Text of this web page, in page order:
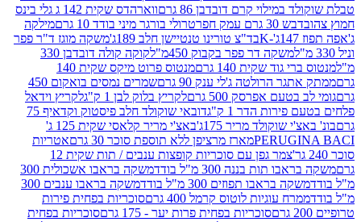
קרם דובדבן 86 גרם
ווארהדס שקית 142 ג גלי בינס
דבש 30 גרם עמק חפר
טרולי בורגר מיני בודד 10 גרם
מילקה
בד"צ טורינו טנטיישן חלב 189ג'
משקה מוגז ד"ר פפר
משקה דר פפר בקבוק 450מ"ל
קוקה קולה דובדבן 330
גוד שקית 140 גרם
מנטוס פרוט מיקס שקית 140
הרולטה ג'לי ענק 90 גרם
שמרים נמסים בואקום 450
אפרסק 500 גרם
לקריץ בלוק לבן 1 ק"ג
לקריץ וידאל
הדר 1 ק"ג
דובאי שוקולד חלב פיסטוק וקדאיף 75
שוקולד מריר 175ג'
באצ'י מריר קלאסי שקית 125 ג'
מארז מרציפן ללא תוספת סוכר 30 גרם
אטריות
צמר גפן עם סוכריות קופצות ענבים / תות שקית 12
תות בננה 300 מ"ל בודד
משקה בראבו אשכולית 300
בראבו תפוזים 300 מ"ל בודד
משקה בראבו ענבים 300
עוגיות לוטוס קרמל 400 גרם
סוכריות בפחית פירות
סוכריות בפחית פרות יער - 175 גרם
סוכריות בפחית